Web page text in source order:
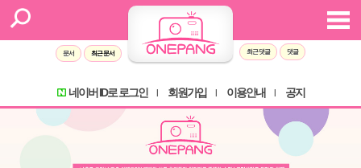
문서 최근 문서 최근 댓글 댓글
네이버 ID로 로그인 회원가입 이용안내 공지